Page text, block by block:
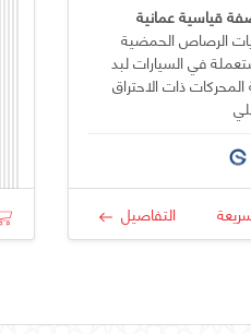
قياسية عمانية
الرصاص الحمضية
في السيارات لبد
ذات الاحتراق
التفاصيل